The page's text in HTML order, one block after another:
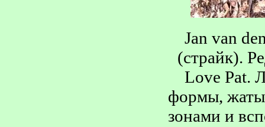
Jan van
(страйк).
Love Pat.
формы,
зонами и